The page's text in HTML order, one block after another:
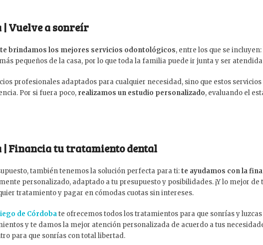
| Vuelve a sonreír
te brindamos los mejores servicios odontológicos, entre los que se
pequeños de la casa, por lo que toda la familia puede ir junta y ser
profesionales adaptados para cualquier necesidad, sino que estos
Por si fuera poco, realizamos un estudio personalizado, evaluando el
| Financia tu tratamiento dental
también tenemos la solución perfecta para ti:te ayudamos con la
personalizado, adaptado a tu presupuesto y posibilidades. ¡Y lo mejor
tratamiento y pagar en cómodas cuotas sin intereses.
de Córdobate ofrecemos todos los tratamientos para que sonrías y
y te damos la mejor atención personalizada de acuerdo a tus
para que sonrías con total libertad.